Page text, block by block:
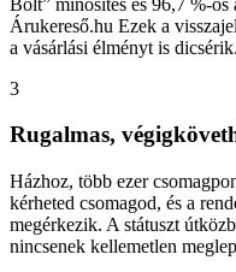
Árukereső.hu Ezek a
a vásárlási élményt is dicsérik.
3
Rugalmas,
Házhoz, több ezer
kérheted csomagod, és a
megérkezik. A státuszt
nincsenek kellemetlen